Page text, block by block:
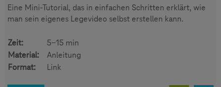
Eine Mini-Tutorial, das in einfachen Schritten erklärt, wie
man sein eigenes Legevideo selbst erstellen kann.
Zeit:
5-15 min
Material:
Anleitung
Format:
Link